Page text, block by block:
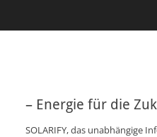
– Energie für die
SOLARIFY, das unabhängige